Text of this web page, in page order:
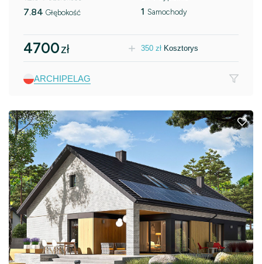
7.84 Głębokość 1 Samochody
4700zł 350 zł Kosztorys
ARCHIPELAG